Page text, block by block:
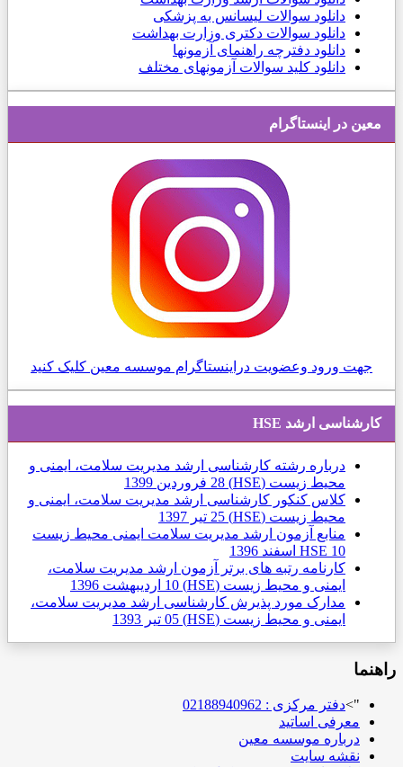
دانلود سوالات لیسانس به پزشکی
دانلود سوالات دکتری وزارت بهداشت
دانلود دفترچه راهنمای آزمونها
دانلود کلید سوالات آزمونهای مختلف
معین در اینستاگرام
جهت ورود وعضویت دراینستاگرام موسسه معین کلیک کنید
كارشناسی ارشد HSE
درباره رشته کارشناسی ارشد مدیریت سلامت، ایمنی و
محیط زیست (HSE)
28 فروردين 1399
کلاس کنکور کارشناسی ارشد مدیریت سلامت، ایمنی و
محیط زیست (HSE)
25 تیر 1397
منابع آزمون ارشد مدیریت سلامت ایمنی محیط زیست
HSE10 اسفند 1396
کارنامه رتبه های برتر آزمون ارشد مدیریت سلامت،
ایمنی و محیط زیست (HSE)
10 ارديبهشت 1396
مدارک مورد پذیرش کارشناسی ارشد مدیریت سلامت،
ایمنی و محیط زیست (HSE)
05 تیر 1393
">دفتر مرکزی : 02188940962
معرفی اساتید
درباره موسسه معین
نقشه سایت